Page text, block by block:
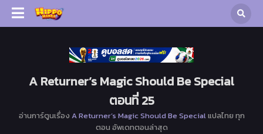
A Returner’s Magic Should Be Special
ตอนที่ 25
อ่านการ์ตูนเรื่อง A Returner’s Magic Should Be Specialแปลไทย ทุก
ตอน อัพเดทตอนล่าสุด